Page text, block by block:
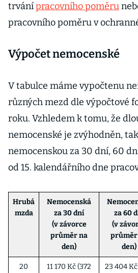
trvánípracovního poměru
pracovního poměru v
Výpočet nemocenské
V tabulce máme vypočtenu
různých mezd dle výpočtové
roku. Vzhledem k tomu, že
nemocenské je zvýhodněn,
nemocenskou za 30 dní, 60
od 15. kalendářního dne
Hrubá
mzda
Nemocenská
za 30 dní
(v závorce
průměr na
den)
za 60
(v
průměr
den)
20
11 170 Kč (372
23 404